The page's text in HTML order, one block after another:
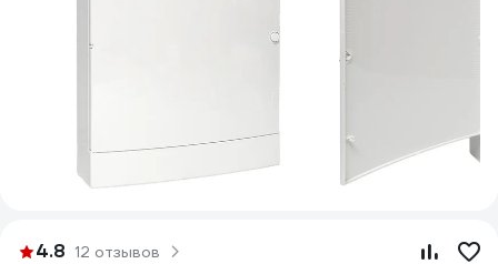
4.8 12 отзывов